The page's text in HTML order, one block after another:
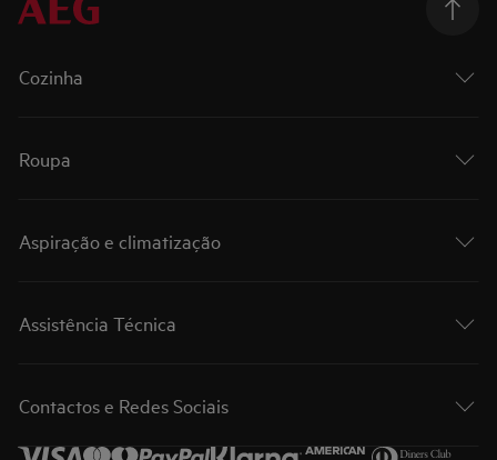
Cozinha
Roupa
Aspiração e climatização
Assistência Técnica
Contactos e Redes Sociais